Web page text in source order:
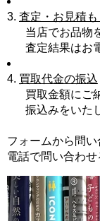
3. 査定・お見積も
当店でお品物
査定結果はお
4. 買取代金の振込
買取金額にご
振込みをいた
フォームから問
電話で問い合わ